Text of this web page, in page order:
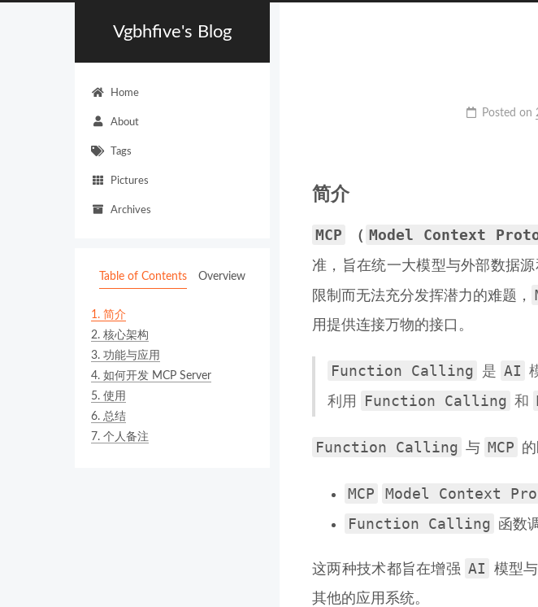
Vgbhfive's Blog
Home
About
Tags
Pictures
Archives
Posted on
简介
MCP （ Model Context
准，旨在统一大模型与外部数据
限制而无法充分发挥潜力的难题，
用提供连接万物的接口。
Function Calling 是 AI
利用 Function Calling 和
Function Calling 与 MCP
MCP Model Context
Function Calling 函数
这两种技术都旨在增强 AI 模型
其他的应用系统。
Table of Contents Overview
1. 简介
2. 核心架构
3. 功能与应用
4. 如何开发 MCP Server
5. 使用
6. 总结
7. 个人备注